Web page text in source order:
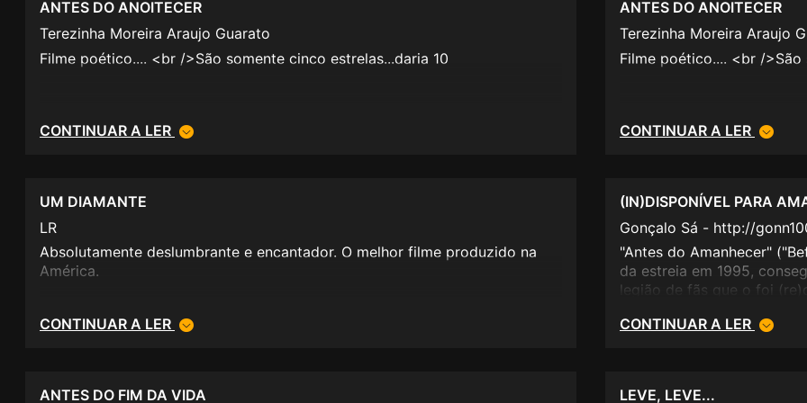
ANTES DO ANOITECER
Terezinha Moreira Araujo Guarato
Filme poético.... <br />São somente cinco estrelas...daria 10
CONTINUAR A LER
ANTES DO ANOITECER
Terezinha Moreira Araujo
Filme poético.... <br />São
CONTINUAR A LER
UM DIAMANTE
LR
Absolutamente deslumbrante e encantador. O melhor filme produzido na
América.
CONTINUAR A LER
(IN)DISPONÍVEL PARA
Gonçalo Sá - http://
"Antes do Amanhecer"
da estreia em 1995,
legião de fãs que o foi
um retrato das dúvidas,
CONTINUAR A LER
ANTES DO FIM DA VIDA
LEVE, LEVE...